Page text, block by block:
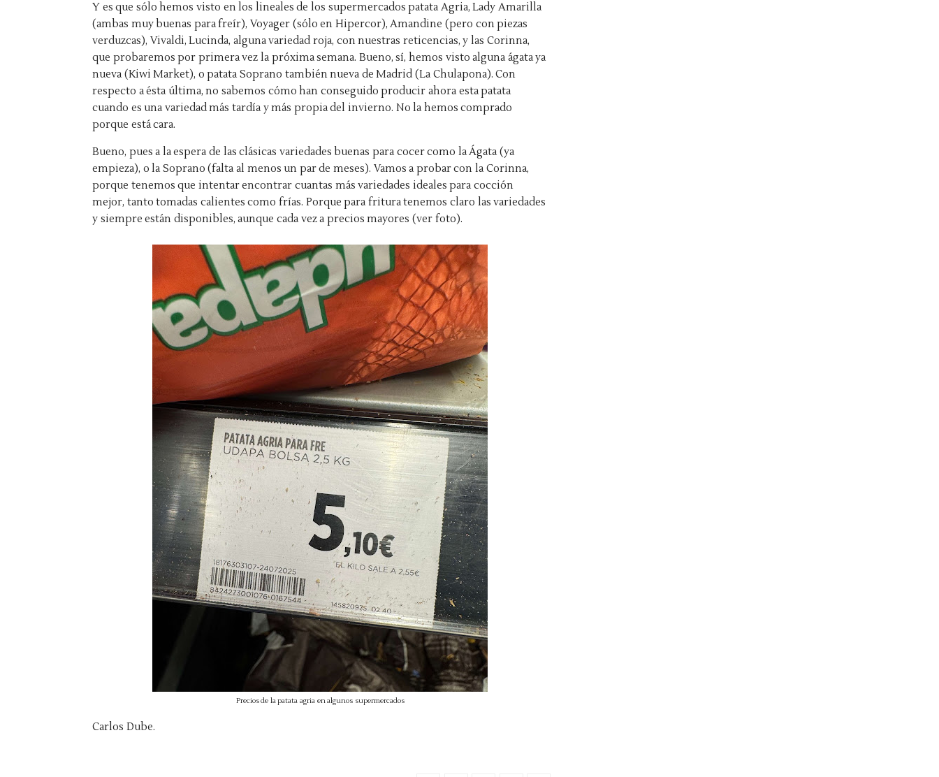
Y es que sólo hemos visto en los lineales de los supermercados patata Agria, Lady Amarilla
(ambas muy buenas para freír), Voyager (sólo en Hipercor), Amandine (pero con piezas
verduzcas), Vivaldi, Lucinda, alguna variedad roja, con nuestras reticencias, y las Corinna,
que probaremos por primera vez la próxima semana. Bueno, sí, hemos visto alguna ágata ya
nueva (Kiwi Market), o patata Soprano también nueva de Madrid (La Chulapona). Con
respecto a ésta última, no sabemos cómo han conseguido producir ahora esta patata
cuando es una variedad más tardía y más propia del invierno. No la hemos comprado
porque está cara.
Bueno, pues a la espera de las clásicas variedades buenas para cocer como la Ágata (ya
empieza), o la Soprano (falta al menos un par de meses). Vamos a probar con la Corinna,
porque tenemos que intentar encontrar cuantas más variedades ideales para cocción
mejor, tanto tomadas calientes como frías. Porque para fritura tenemos claro las variedades
y siempre están disponibles, aunque cada vez a precios mayores (ver foto).
Precios de la patata agria en algunos supermercados
Carlos Dube.